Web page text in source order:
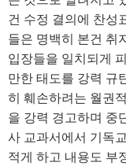
건 수정 결의에 찬성
들은 명백히 본건 취
입장들을 일치되게
만한 태도를 강력 규
히 훼손하려는 월권
을 강력 경고하며 중
사 교과서에서 기독
적게 하고 내용도 부